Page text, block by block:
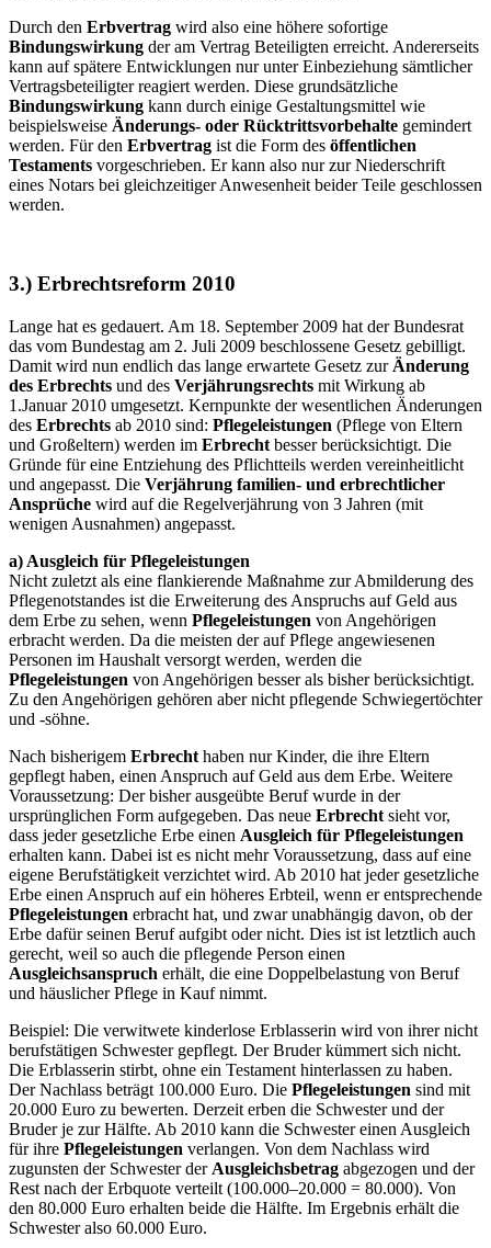
Durch den Erbvertrag wird also eine höhere sofortige
Bindungswirkung der am Vertrag Beteiligten erreicht. Andererseits
kann auf spätere Entwicklungen nur unter Einbeziehung sämtlicher
Vertragsbeteiligter reagiert werden. Diese grundsätzliche
Bindungswirkung kann durch einige Gestaltungsmittel wie
beispielsweise Änderungs- oder Rücktrittsvorbehalte gemindert
werden. Für den Erbvertrag ist die Form des öffentlichen
Testaments vorgeschrieben. Er kann also nur zur Niederschrift
eines Notars bei gleichzeitiger Anwesenheit beider Teile geschlossen
werden.
3.) Erbrechtsreform 2010
Lange hat es gedauert. Am 18. September 2009 hat der Bundesrat
das vom Bundestag am 2. Juli 2009 beschlossene Gesetz gebilligt.
Damit wird nun endlich das lange erwartete Gesetz zur Änderung
des Erbrechts und des Verjährungsrechts mit Wirkung ab
1.Januar 2010 umgesetzt. Kernpunkte der wesentlichen Änderungen
des Erbrechts ab 2010 sind: Pflegeleistungen (Pflege von Eltern
und Großeltern) werden im Erbrecht besser berücksichtigt. Die
Gründe für eine Entziehung des Pflichtteils werden vereinheitlicht
und angepasst. Die Verjährung familien- und erbrechtlicher
Ansprüche wird auf die Regelverjährung von 3 Jahren (mit
wenigen Ausnahmen) angepasst.
a) Ausgleich für Pflegeleistungen
Nicht zuletzt als eine flankierende Maßnahme zur Abmilderung des
Pflegenotstandes ist die Erweiterung des Anspruchs auf Geld aus
dem Erbe zu sehen, wenn Pflegeleistungen von Angehörigen
erbracht werden. Da die meisten der auf Pflege angewiesenen
Personen im Haushalt versorgt werden, werden die
Pflegeleistungen von Angehörigen besser als bisher berücksichtigt.
Zu den Angehörigen gehören aber nicht pflegende Schwiegertöchter
und -söhne.
Nach bisherigem Erbrecht haben nur Kinder, die ihre Eltern
gepflegt haben, einen Anspruch auf Geld aus dem Erbe. Weitere
Voraussetzung: Der bisher ausgeübte Beruf wurde in der
ursprünglichen Form aufgegeben. Das neue Erbrecht sieht vor,
dass jeder gesetzliche Erbe einen Ausgleich für Pflegeleistungen
erhalten kann. Dabei ist es nicht mehr Voraussetzung, dass auf eine
eigene Berufstätigkeit verzichtet wird. Ab 2010 hat jeder gesetzliche
Erbe einen Anspruch auf ein höheres Erbteil, wenn er entsprechende
Pflegeleistungen erbracht hat, und zwar unabhängig davon, ob der
Erbe dafür seinen Beruf aufgibt oder nicht. Dies ist ist letztlich auch
gerecht, weil so auch die pflegende Person einen
Ausgleichsanspruch erhält, die eine Doppelbelastung von Beruf
und häuslicher Pflege in Kauf nimmt.
Beispiel: Die verwitwete kinderlose Erblasserin wird von ihrer nicht
berufstätigen Schwester gepflegt. Der Bruder kümmert sich nicht.
Die Erblasserin stirbt, ohne ein Testament hinterlassen zu haben.
Der Nachlass beträgt 100.000 Euro. Die Pflegeleistungen sind mit
20.000 Euro zu bewerten. Derzeit erben die Schwester und der
Bruder je zur Hälfte. Ab 2010 kann die Schwester einen Ausgleich
für ihre Pflegeleistungen verlangen. Von dem Nachlass wird
zugunsten der Schwester der Ausgleichsbetrag abgezogen und der
Rest nach der Erbquote verteilt (100.000–20.000 = 80.000). Von
den 80.000 Euro erhalten beide die Hälfte. Im Ergebnis erhält die
Schwester also 60.000 Euro.